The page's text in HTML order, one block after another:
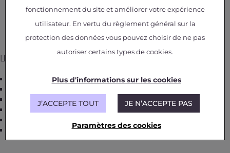
Research and Technology
fonctionnement du site et améliorer votre expérience
utilisateur. En vertu du règlement général sur la
protection des données vous pouvez choisir de ne pas
autoriser certains types de cookies.
Plus d'informations sur les cookies
J’ACCEPTE TOUT JE N’ACCEPTE PAS
Paramètres des cookies